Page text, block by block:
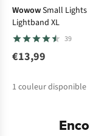
WowowSmall Lights
Lightband XL
39
€13,99
1 couleur disponible